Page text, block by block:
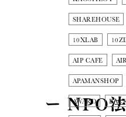
SHAREHOUSE
10XLAB
AIP CAFE
APAMANSHOP
AWARD
ー NPO法